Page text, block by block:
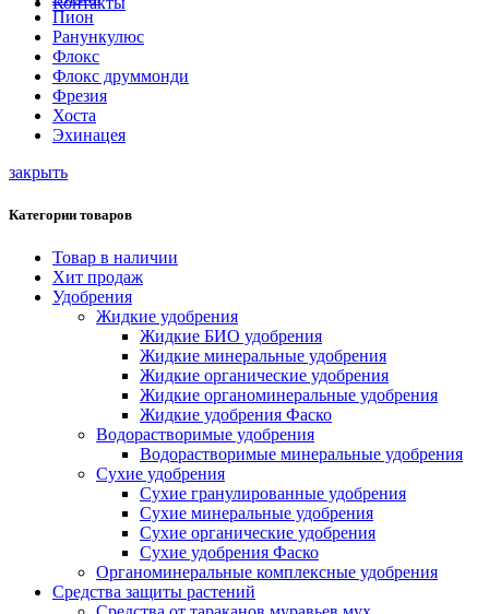
Пион
Ранункулюс
Флокс
Флокс друммонди
Фрезия
Хоста
Эхинацея
закрыть
Категории товаров
Товар в наличии
Хит продаж
Удобрения
Жидкие удобрения
Жидкие БИО удобрения
Жидкие минеральные удобрения
Жидкие органические удобрения
Жидкие органоминеральные удобрения
Жидкие удобрения Фаско
Водорастворимые удобрения
Водорастворимые минеральные удобрения
Сухие удобрения
Сухие гранулированные удобрения
Сухие минеральные удобрения
Сухие органические удобрения
Сухие удобрения Фаско
Органоминеральные комплексные удобрения
Средства защиты растений